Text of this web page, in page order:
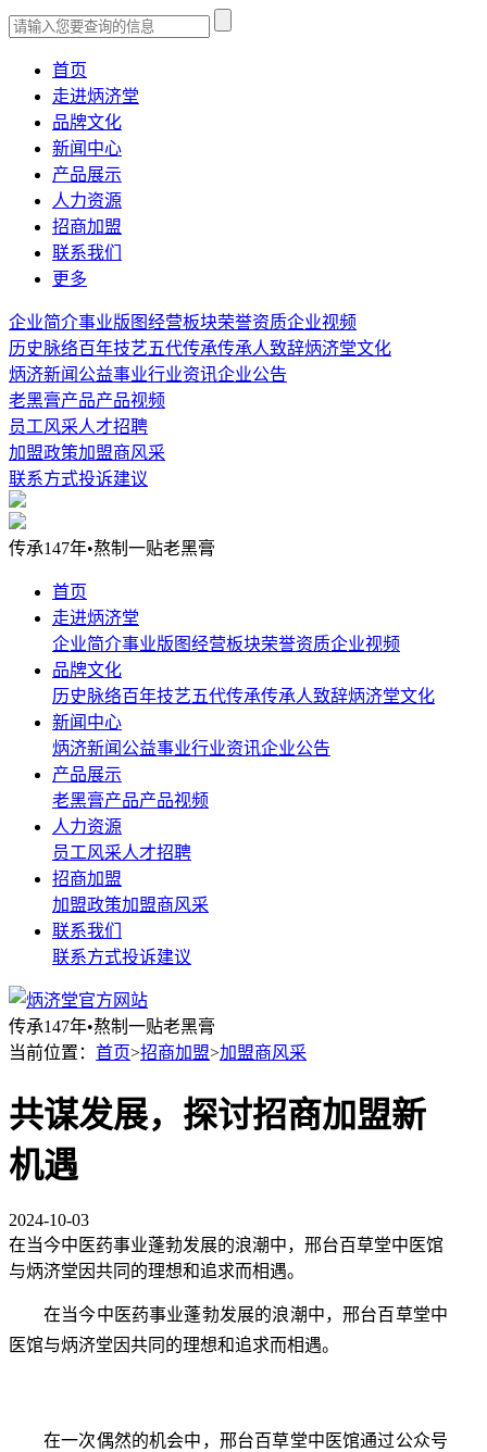
首页
走进炳济堂
品牌文化
新闻中心
产品展示
人力资源
招商加盟
联系我们
更多
企业简介事业版图经营板块荣誉资质企业视频
历史脉络百年技艺五代传承传承人致辞炳济堂文化
炳济新闻 公益事业行业资讯企业公告
老黑膏产品产品视频
员工风采人才招聘
加盟政策加盟商风采
联系方式投诉建议
传承147年•熬制一贴老黑膏
首页
走进炳济堂
企业简介事业版图经营板块荣誉资质企业视频
品牌文化
历史脉络百年技艺五代传承传承人致辞炳济堂文化
新闻中心
炳济新闻 公益事业行业资讯企业公告
产品展示
老黑膏产品产品视频
人力资源
员工风采人才招聘
招商加盟
加盟政策加盟商风采
联系我们
联系方式投诉建议
传承147年•熬制一贴老黑膏
当前位置： 首页>招商加盟>加盟商风采
共谋发展，探讨招商加盟新
机遇
2024-10-03
在当今中医药事业蓬勃发展的浪潮中，邢台百草堂中医馆
与炳济堂因共同的理想和追求而相遇。
在当今中医药事业蓬勃发展的浪潮中，邢台百草堂中
医馆与炳济堂因共同的理想和追求而相遇。
在一次偶然的机会中，邢台百草堂中医馆通过公众号